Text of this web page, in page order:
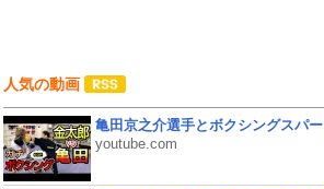
人気の動画
亀田京之介選手とボクシングスパ
youtube.com